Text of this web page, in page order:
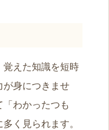
えた知識を短時
が身につきませ
わかったつも
く見られます。